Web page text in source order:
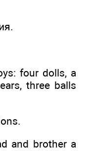
four dolls, a
three balls
and brother a